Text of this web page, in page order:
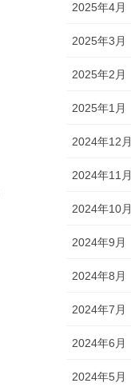
2025年4月
2025年3月
2025年2月
2025年1月
2024年12月
2024年11月
2024年10月
2024年9月
2024年8月
2024年7月
2024年6月
2024年5月